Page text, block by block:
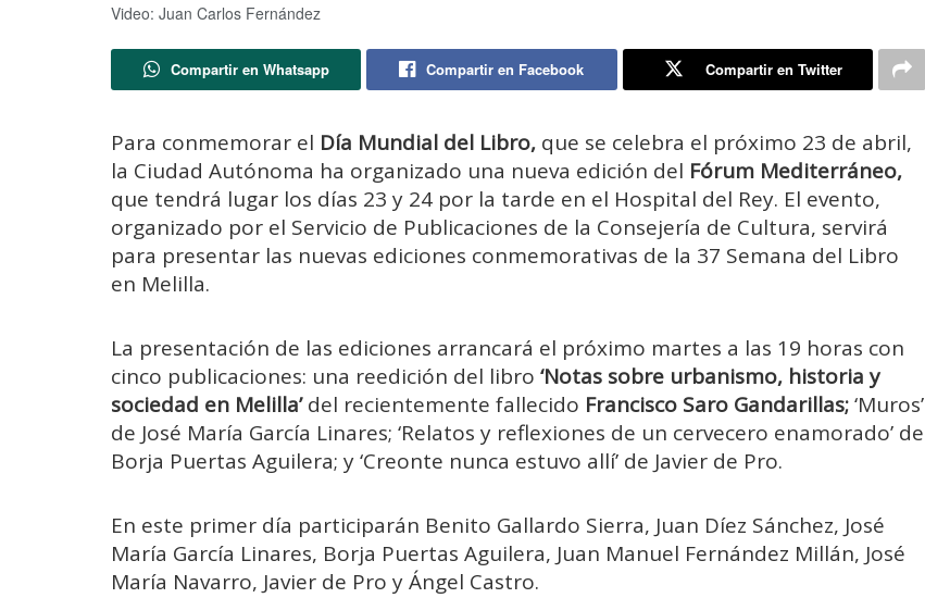
Video: Juan Carlos Fernández
Compartir en Whatsapp Compartir en Facebook Compartir en Twitter
Para conmemorar el Día Mundial del Libro, que se celebra el próximo 23 de abril,
la Ciudad Autónoma ha organizado una nueva edición del Fórum Mediterráneo,
que tendrá lugar los días 23 y 24 por la tarde en el Hospital del Rey. El evento,
organizado por el Servicio de Publicaciones de la Consejería de Cultura, servirá
para presentar las nuevas ediciones conmemorativas de la 37 Semana del Libro
en Melilla.
La presentación de las ediciones arrancará el próximo martes a las 19 horas con
cinco publicaciones: una reedición del libro ‘Notas sobre urbanismo, historia y
sociedad en Melilla’del recientemente fallecido Francisco Saro Gandarillas;‘Muros’
de José María García Linares; ‘Relatos y reflexiones de un cervecero enamorado’ de
Borja Puertas Aguilera; y ‘Creonte nunca estuvo allí’ de Javier de Pro.
En este primer día participarán Benito Gallardo Sierra, Juan Díez Sánchez, José
María García Linares, Borja Puertas Aguilera, Juan Manuel Fernández Millán, José
María Navarro, Javier de Pro y Ángel Castro.